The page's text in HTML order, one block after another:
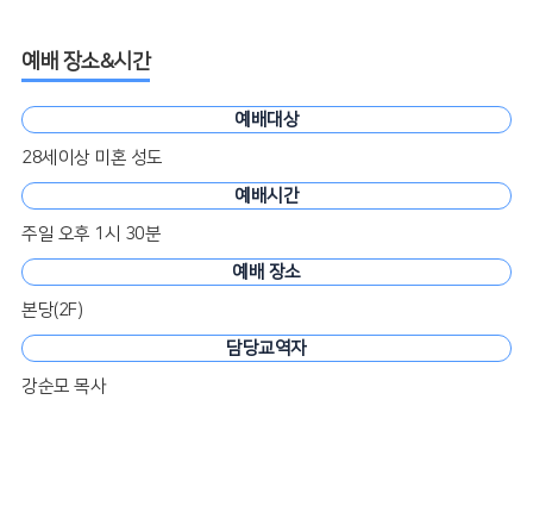
예배 장소&시간
예배대상
28세이상 미혼 성도
예배시간
주일 오후 1시 30분
예배 장소
본당(2F)
담당교역자
강순모 목사